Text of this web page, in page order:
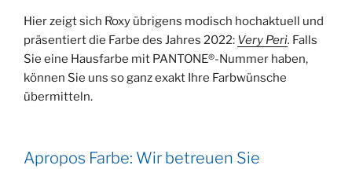
Hier zeigt sich Roxy übrigens modisch hochaktuell und
präsentiert die Farbe des Jahres 2022: Very Peri. Falls
Sie eine Hausfarbe mit PANTONE®-Nummer haben,
können Sie uns so ganz exakt Ihre Farbwünsche
übermitteln.
Apropos Farbe: Wir betreuen Sie